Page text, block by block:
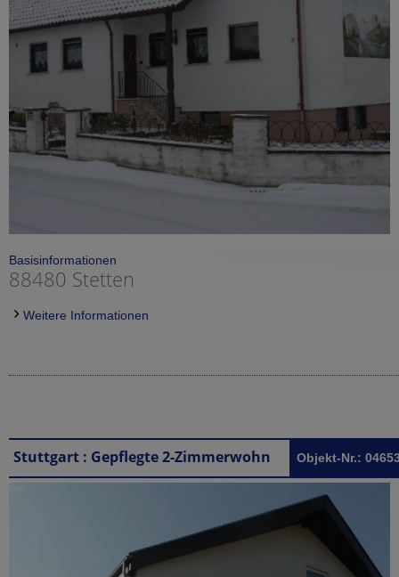
Basisinformationen
88480 Stetten
Weitere Informationen
Objekt-Nr.: